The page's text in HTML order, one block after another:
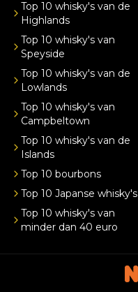
Top 10 whisky's van de
Highlands
Top 10 whisky's van
Speyside
Top 10 whisky's van de
Lowlands
Top 10 whisky's van
Campbeltown
Top 10 whisky's van de
Islands
Top 10 bourbons
Top 10 Japanse whisky's
Top 10 whisky's van
minder dan 40 euro